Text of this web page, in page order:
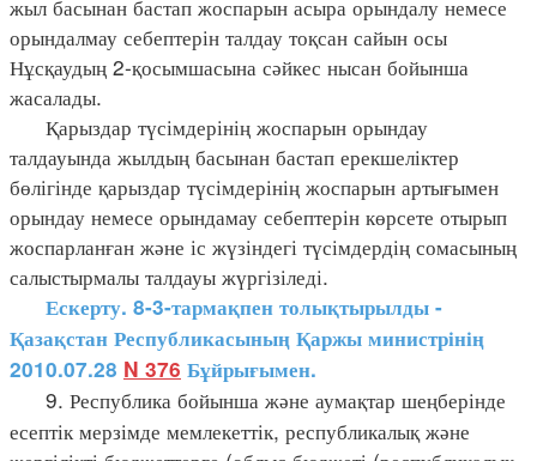
жыл басынан бастап жоспарын асыра орындалу немесе
орындалмау себептерін талдау тоқсан сайын осы
Нұсқаудың 2-қосымшасына сәйкес нысан бойынша
жасалады.
Қарыздар түсімдерінің жоспарын орындау
талдауында жылдың басынан бастап ерекшеліктер
бөлігінде қарыздар түсімдерінің жоспарын артығымен
орындау немесе орындамау себептерін көрсете отырып
жоспарланған және іс жүзіндегі түсімдердің сомасының
салыстырмалы талдауы жүргізіледі.
Ескерту. 8-3-тармақпен толықтырылды -
Қазақстан Республикасының Қаржы министрінің
2010.07.28 N 376 Бұйрығымен.
9. Республика бойынша және аумақтар шеңберінде
есептік мерзімде мемлекеттік, республикалық және